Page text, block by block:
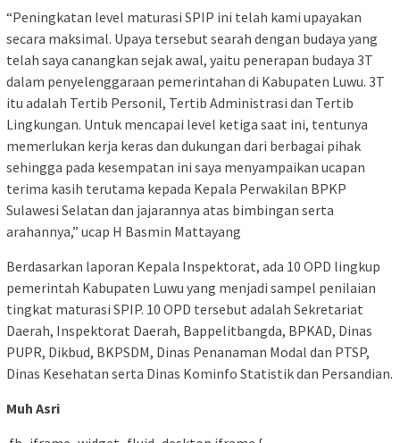
“Peningkatan level maturasi SPIP ini telah kami upayakan
secara maksimal. Upaya tersebut searah dengan budaya yang
telah saya canangkan sejak awal, yaitu penerapan budaya 3T
dalam penyelenggaraan pemerintahan di Kabupaten Luwu. 3T
itu adalah Tertib Personil, Tertib Administrasi dan Tertib
Lingkungan. Untuk mencapai level ketiga saat ini, tentunya
memerlukan kerja keras dan dukungan dari berbagai pihak
sehingga pada kesempatan ini saya menyampaikan ucapan
terima kasih terutama kepada Kepala Perwakilan BPKP
Sulawesi Selatan dan jajarannya atas bimbingan serta
arahannya,” ucap H Basmin Mattayang
Berdasarkan laporan Kepala Inspektorat, ada 10 OPD lingkup
pemerintah Kabupaten Luwu yang menjadi sampel penilaian
tingkat maturasi SPIP. 10 OPD tersebut adalah Sekretariat
Daerah, Inspektorat Daerah, Bappelitbangda, BPKAD, Dinas
PUPR, Dikbud, BKPSDM, Dinas Penanaman Modal dan PTSP,
Dinas Kesehatan serta Dinas Kominfo Statistik dan Persandian.
Muh Asri